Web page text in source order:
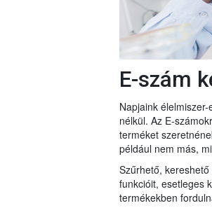
E-szám
Napjaink
nélkül. Az E-
terméket
például nem más,
Szűrhető,
funkcióit, esetleges
termékekben